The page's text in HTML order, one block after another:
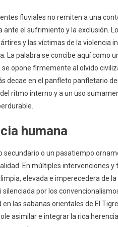
fluviales no remiten a una
el sufrimiento y la exclusión.
y las víctimas de la violencia
La palabra se concibe aquí como
opone firmemente al olvido
decae en el panfleto panfletario
ritmo interno y a un uso
humana
secundario o un pasatiempo
En múltiples intervenciones y
elevada e imperecedera de
por los
las sabanas orientales de El
asimilar e integrar la rica